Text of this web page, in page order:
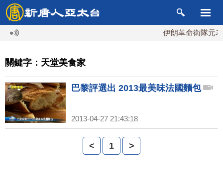
伊朗革命衛隊元老
關鍵字：天堂美食家
巴黎評選出 2013最美味法國麵包
2013-04-27 21:43:18
< 1 >